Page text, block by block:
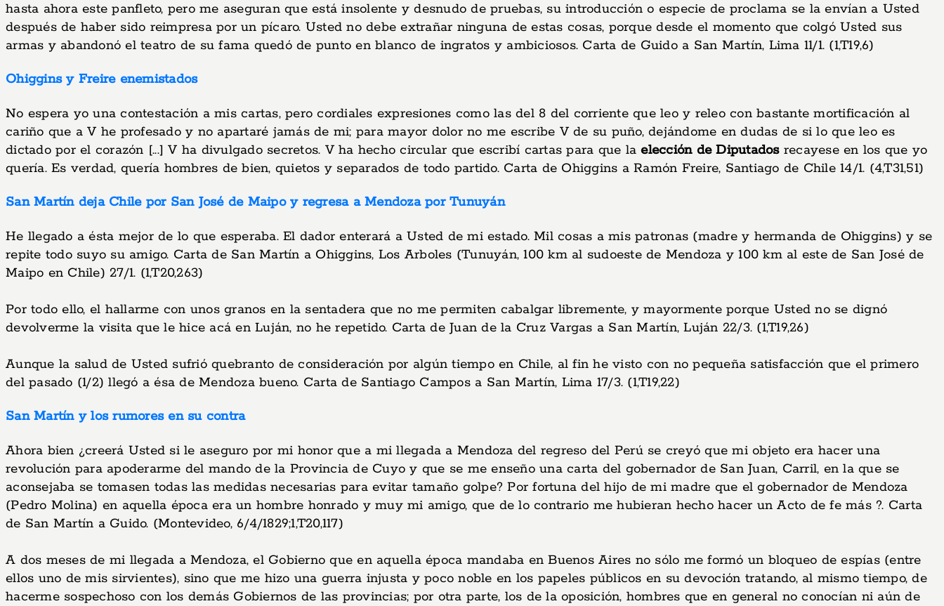
hasta ahora este panfleto, pero me aseguran que está insolente y desnudo de pruebas, su introducción o especie de proclama se la envían a Usted
después de haber sido reimpresa por un pícaro. Usted no debe extrañar ninguna de estas cosas, porque desde el momento que colgó Usted sus
armas y abandonó el teatro de su fama quedó de punto en blanco de ingratos y ambiciosos. Carta de Guido a San Martín, Lima 11/1. (1,T19,6)
Ohiggins y Freire enemistados
No espera yo una contestación a mis cartas, pero cordiales expresiones como las del 8 del corriente que leo y releo con bastante mortificación al
cariño que a V he profesado y no apartaré jamás de mi; para mayor dolor no me escribe V de su puño, dejándome en dudas de si lo que leo es
dictado por el corazón [...] V ha divulgado secretos. V ha hecho circular que escribí cartas para que laelección de Diputadosrecayese en los que yo
quería. Es verdad, quería hombres de bien, quietos y separados de todo partido. Carta de Ohiggins a Ramón Freire, Santiago de Chile 14/1. (4,T31,51)
San Martín deja Chile por San José de Maipo y regresa a Mendoza por Tunuyán
He llegado a ésta mejor de lo que esperaba. El dador enterará a Usted de mi estado. Mil cosas a mis patronas (madre y hermanda de Ohiggins) y se
repite todo suyo su amigo. Carta de San Martín a Ohiggins, Los Arboles (Tunuyán, 100 km al sudoeste de Mendoza y 100 km al este de San José de
Maipo en Chile) 27/1. (1,T20,263)
Por todo ello, el hallarme con unos granos en la sentadera que no me permiten cabalgar libremente, y mayormente porque Usted no se dignó
devolverme la visita que le hice acá en Luján, no he repetido. Carta de Juan de la Cruz Vargas a San Martín, Luján 22/3. (1,T19,26)
Aunque la salud de Usted sufrió quebranto de consideración por algún tiempo en Chile, al fin he visto con no pequeña satisfacción que el primero
del pasado (1/2) llegó a ésa de Mendoza bueno. Carta de Santiago Campos a San Martín, Lima 17/3. (1,T19,22)
San Martín y los rumores en su contra
Ahora bien ¿creerá Usted si le aseguro por mi honor que a mi llegada a Mendoza del regreso del Perú se creyó que mi objeto era hacer una
revolución para apoderarme del mando de la Provincia de Cuyo y que se me enseño una carta del gobernador de San Juan, Carril, en la que se
aconsejaba se tomasen todas las medidas necesarias para evitar tamaño golpe? Por fortuna del hijo de mi madre que el gobernador de Mendoza
(Pedro Molina) en aquella época era un hombre honrado y muy mi amigo, que de lo contrario me hubieran hecho hacer un Acto de fe más ?. Carta
de San Martín a Guido. (Montevideo, 6/4/1829;1,T20,117)
A dos meses de mi llegada a Mendoza, el Gobierno que en aquella época mandaba en Buenos Aires no sólo me formó un bloqueo de espías (entre
ellos uno de mis sirvientes), sino que me hizo una guerra injusta y poco noble en los papeles públicos en su devoción tratando, al mismo tiempo, de
hacerme sospechoso con los demás Gobiernos de las provincias; por otra parte, los de la oposición, hombres que en general no conocían ni aún de